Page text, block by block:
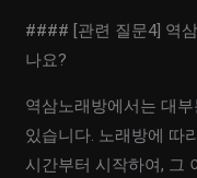
#### [관련 질문4] 역
나요?
역삼노래방에서는 대
있습니다. 노래방에 따
시간부터 시작하여, 그